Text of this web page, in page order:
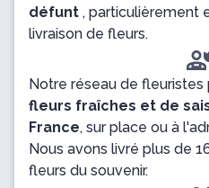
défunt , particulièrement
livraison de fleurs.
Notre réseau de fleuristes
fleurs fraîches et de
France, sur place ou à
Nous avons livré plus de
fleurs du souvenir.